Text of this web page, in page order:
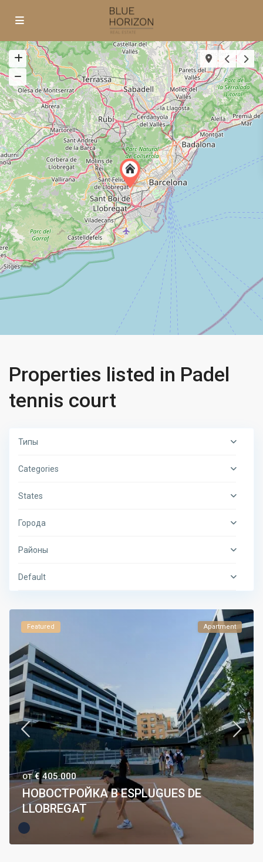
Properties listed in Padel
tennis court
Типы
Categories
States
Города
Районы
Default
Featured Apartment
ОТ€ 405.000
НОВОСТРОЙКА В ESPLUGUES DE
LLOBREGAT